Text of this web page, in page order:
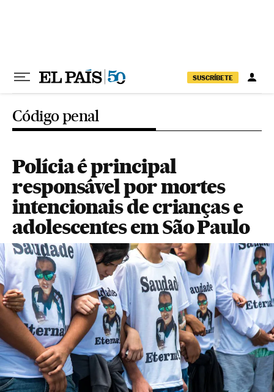
SUSCRÍBETE
Código penal
Polícia é principal
responsável por mortes
intencionais de crianças e
adolescentes em São Paulo